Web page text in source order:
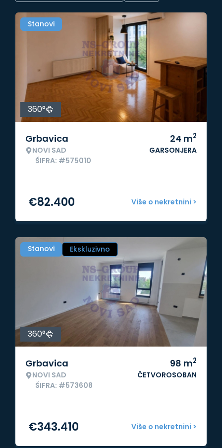
Stanovi
360°
Grbavica
NOVI SAD
ŠIFRA: #575010
24 m2
GARSONJERA
Više o nekretnini >
€82.400
Stanovi Ekskluzivno
360°
Grbavica
NOVI SAD
ŠIFRA: #573608
98 m2
ČETVOROSOBAN
Više o nekretnini >
€343.410